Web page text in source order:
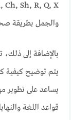
والجمل بطريقة
بالإضافة إلى
يتم توضيح كيفية
يساعد على تطوير
قواعد اللغة